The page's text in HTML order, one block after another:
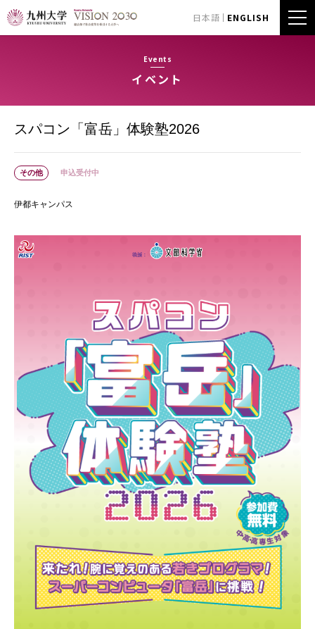
日本語 ENGLISH
Events
イベント
スパコン「富岳」体験塾2026
その他 申込受付中
伊都キャンパス